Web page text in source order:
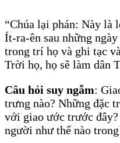
“Chúa lại phán: Này là
Ít-ra-ên sau những
trong trí họ và ghi tạc
Trời họ, họ sẽ làm dân
Câu hỏi suy ngẫm:
trưng nào? Những đặc
với giao ước trước
người như thế nào